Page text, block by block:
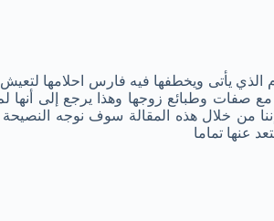
الذي يأتى ويخطفها فيه فارس احلامها
صفات وطبائع زوجها وهذا يرجع إلى أنها
من خلال هذه المقالة سوف نوجه
عنها تماما